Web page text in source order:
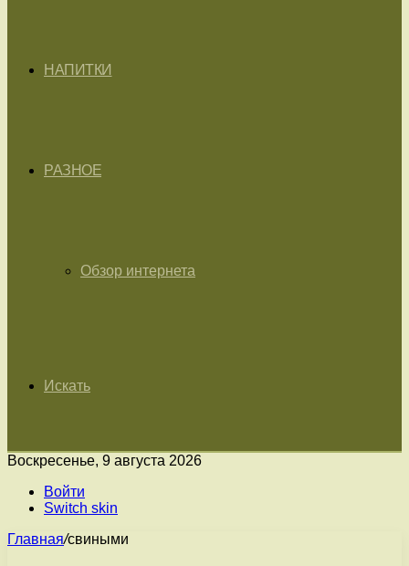
НАПИТКИ
РАЗНОЕ
Обзор интернета
Искать
Воскресенье, 9 августа 2026
Войти
Switch skin
Главная/свиными